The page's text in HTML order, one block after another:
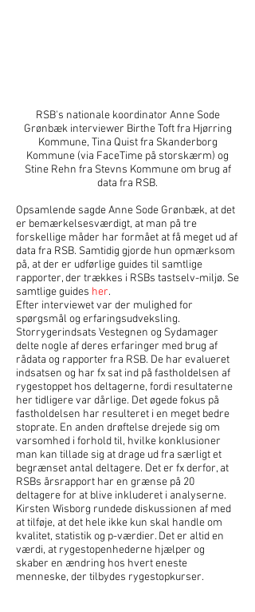
RSB's nationale koordinator Anne Sode
Grønbæk interviewer Birthe Toft fra Hjørring
Kommune, Tina Quist fra Skanderborg
Kommune (via FaceTime på storskærm) og
Stine Rehn fra Stevns Kommune om brug af
data fra RSB.
Opsamlende sagde Anne Sode Grønbæk, at det
er bemærkelsesværdigt, at man på tre
forskellige måder har formået at få meget ud af
data fra RSB. Samtidig gjorde hun opmærksom
på, at der er udførlige guides til samtlige
rapporter, der trækkes i RSBs tastselv-miljø. Se
samtlige guides her.
Efter interviewet var der mulighed for
spørgsmål og erfaringsudveksling.
Storrygerindsats Vestegnen og Sydamager
delte nogle af deres erfaringer med brug af
rådata og rapporter fra RSB. De har evalueret
indsatsen og har fx sat ind på fastholdelsen af
rygestoppet hos deltagerne, fordi resultaterne
her tidligere var dårlige. Det øgede fokus på
fastholdelsen har resulteret i en meget bedre
stoprate. En anden drøftelse drejede sig om
varsomhed i forhold til, hvilke konklusioner
man kan tillade sig at drage ud fra særligt et
begrænset antal deltagere. Det er fx derfor, at
RSBs årsrapport har en grænse på 20
deltagere for at blive inkluderet i analyserne.
Kirsten Wisborg rundede diskussionen af med
at tilføje, at det hele ikke kun skal handle om
kvalitet, statistik og p-værdier. Det er altid en
værdi, at rygestopenhederne hjælper og
skaber en ændring hos hvert eneste
menneske, der tilbydes rygestopkurser.